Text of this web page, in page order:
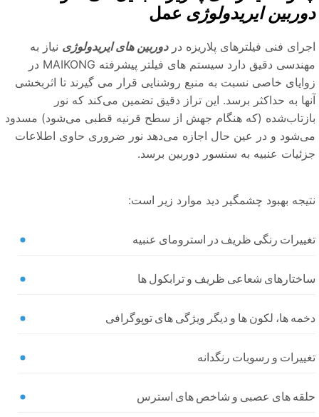
ایریدولوژیعمل
فنی فیلترهای پلاریزه دردوربین های ایریدولوژینیاز به
مهندسی دقیق دارد سیستم های فیلتر پیشرفته MAIKONG در
خاصی نسبت به منبع روشنایی قرار می گیرند تا اثربخشی
به حداکثر برسد. این تراز دقیق تضمین می‌کند که نور
(که هنگام جهش از سطح قرنیه قطبی می‌شود) مسدود
و در عین حال اجازه می‌دهد نور ضروری حاوی اطلاعات
عنبیه به سنسور دوربین برسد.
بهبود چشمگیر دید موارد زیر است:
رنگی ظریف در استرومای عنبیه
شعاعی ظریف و ترابکول ها
ها، لکون ها و دیگر ویژگی های توپوگرافی
و رسوبات رنگدانه
های عصبی و شاخص های استرس